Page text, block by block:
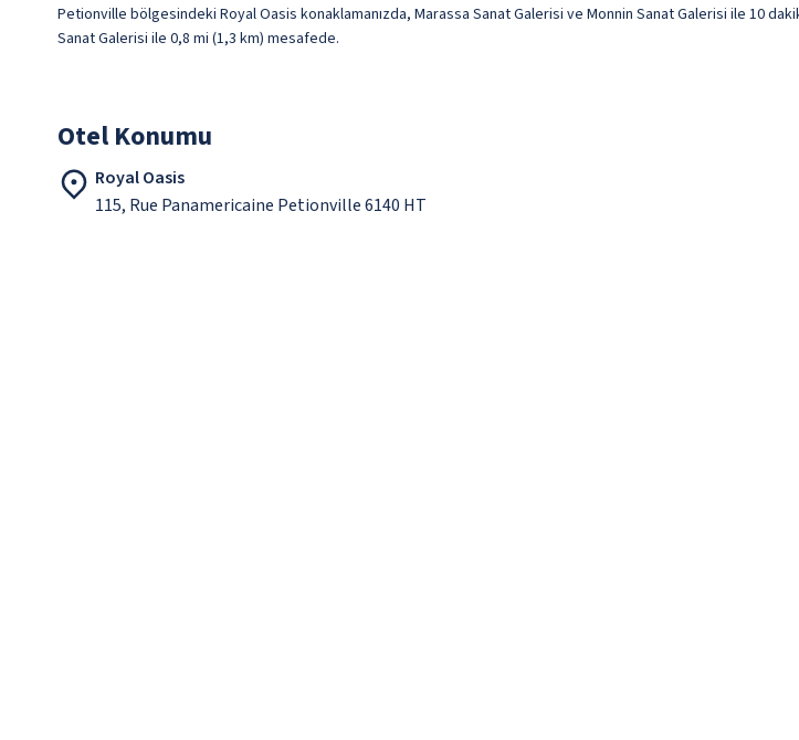
Petionville bölgesindeki Royal Oasis konaklamanızda, Marassa Sanat Galerisi ve Monnin Sanat Galerisi ile 10
Sanat Galerisi ile 0,8 mi (1,3 km) mesafede.
Otel Konumu
Royal Oasis
115, Rue Panamericaine Petionville 6140 HT